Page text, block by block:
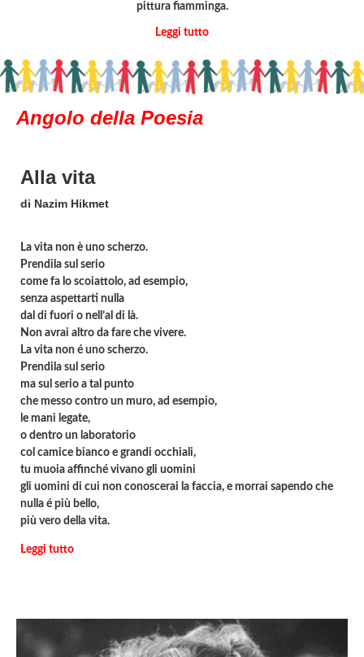
pittura fiamminga.
Leggi tutto
Angolo della Poesia
Alla vita
di Nazim Hikmet
La vita non è uno scherzo.
Prendila sul serio
come fa lo scoiattolo, ad esempio,
senza aspettarti nulla
dal di fuori o nell’al di là.
Non avrai altro da fare che vivere.
La vita non é uno scherzo.
Prendila sul serio
ma sul serio a tal punto
che messo contro un muro, ad esempio,
le mani legate,
o dentro un laboratorio
col camice bianco e grandi occhiali,
tu muoia affinché vivano gli uomini
gli uomini di cui non conoscerai la faccia, e morrai sapendo che
nulla é più bello,
più vero della vita.
Leggi tutto